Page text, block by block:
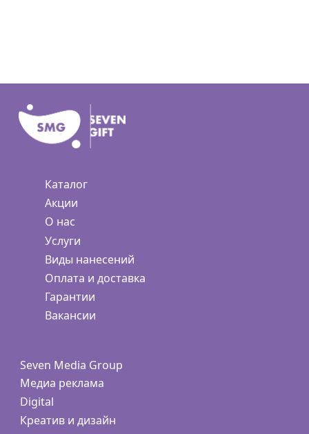
Каталог
Акции
О нас
Услуги
Виды нанесений
Оплата и доставка
Гарантии
Вакансии
Seven Media Group
Медиа реклама
Digital
Креатив и дизайн